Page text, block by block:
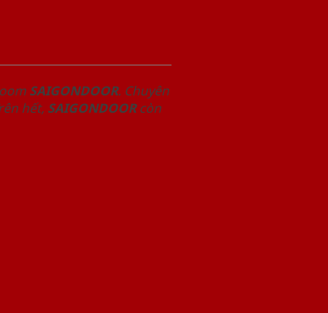
SAIGONDOOR. Chuyên
hết, SAIGONDOORcòn